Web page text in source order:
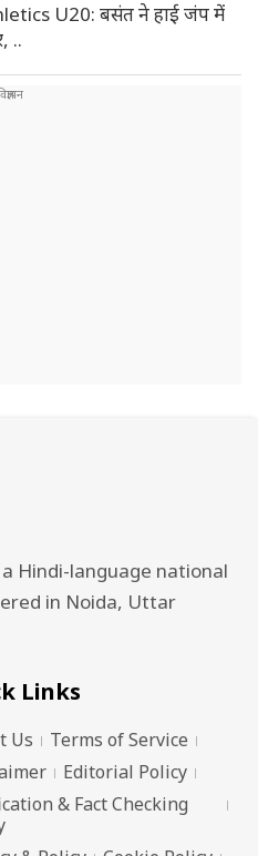
U20: बसंत ने हाई जंप में
..
Hindi-language national
in Noida, Uttar
Links
Us
Terms of Service
Editorial Policy
& Fact Checking